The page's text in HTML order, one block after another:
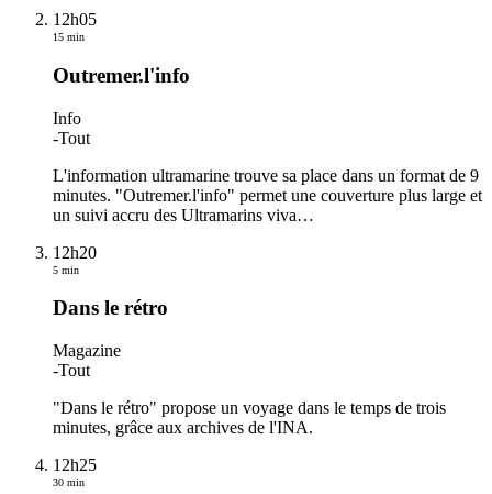
12h05
15 min
Outremer.l'info
Info
-Tout
L'information ultramarine trouve sa place dans un format de 9
minutes. "Outremer.l'info" permet une couverture plus large et
un suivi accru des Ultramarins viva…
12h20
5 min
Dans le rétro
Magazine
-Tout
"Dans le rétro" propose un voyage dans le temps de trois
minutes, grâce aux archives de l'INA.
12h25
30 min